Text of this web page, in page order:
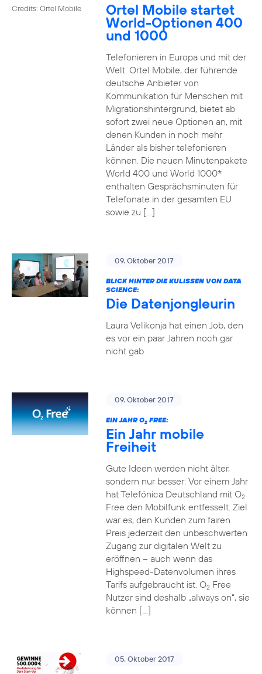
Credits: Ortel Mobile Ortel Mobile startet
World-Optionen 400
und 1000
Telefonieren in Europa und mit der
Welt: Ortel Mobile, der führende
deutsche Anbieter von
Kommunikation für Menschen mit
Migrationshintergrund, bietet ab
sofort zwei neue Optionen an, mit
denen Kunden in noch mehr
Länder als bisher telefonieren
können. Die neuen Minutenpakete
World 400 und World 1000*
enthalten Gesprächsminuten für
Telefonate in der gesamten EU
sowie zu […]
09. Oktober 2017
BLICK HINTER DIE KULISSEN VON DATA
SCIENCE:
Die Datenjongleurin
Laura Velikonja hat einen Job, den
es vor ein paar Jahren noch gar
nicht gab
09. Oktober 2017
EIN JAHR O2FREE:
Ein Jahr mobile
Freiheit
Gute Ideen werden nicht älter,
sondern nur besser: Vor einem Jahr
hat Telefónica Deutschland mit O2
Free den Mobilfunk entfesselt. Ziel
war es, den Kunden zum fairen
Preis jederzeit den unbeschwerten
Zugang zur digitalen Welt zu
eröffnen – auch wenn das
Highspeed-Datenvolumen ihres
Tarifs aufgebraucht ist. O2Free
Nutzer sind deshalb „always on“, sie
können […]
05. Oktober 2017